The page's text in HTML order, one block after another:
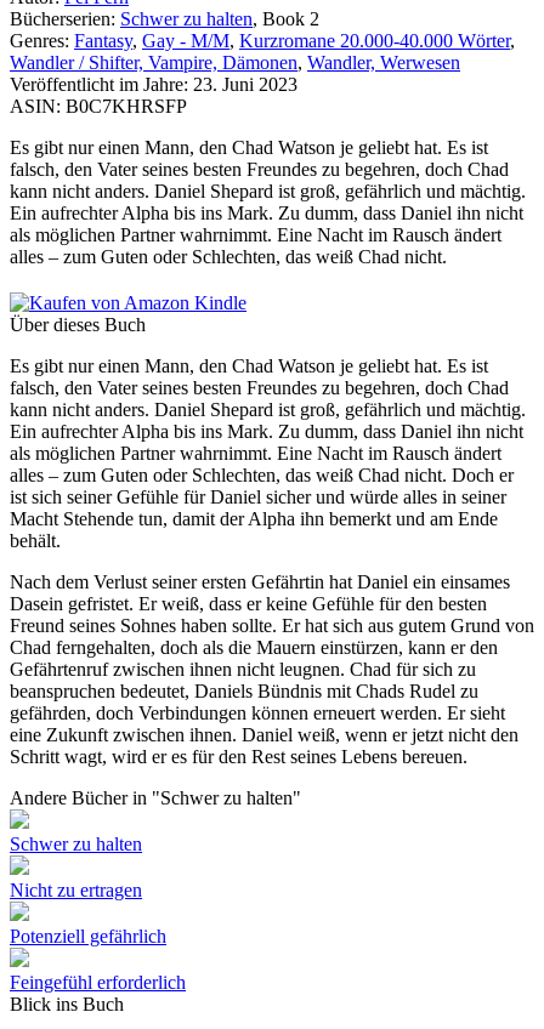
Bücherserien: Schwer zu halten, Book 2
Genres: Fantasy, Gay - M/M, Kurzromane 20.000-40.000 Wörter,
Wandler / Shifter, Vampire, Dämonen, Wandler, Werwesen
Veröffentlicht im Jahre: 23. Juni 2023
ASIN: B0C7KHRSFP
Es gibt nur einen Mann, den Chad Watson je geliebt hat. Es ist
falsch, den Vater seines besten Freundes zu begehren, doch Chad
kann nicht anders. Daniel Shepard ist groß, gefährlich und mächtig.
Ein aufrechter Alpha bis ins Mark. Zu dumm, dass Daniel ihn nicht
als möglichen Partner wahrnimmt. Eine Nacht im Rausch ändert
alles – zum Guten oder Schlechten, das weiß Chad nicht.
Über dieses Buch
Es gibt nur einen Mann, den Chad Watson je geliebt hat. Es ist
falsch, den Vater seines besten Freundes zu begehren, doch Chad
kann nicht anders. Daniel Shepard ist groß, gefährlich und mächtig.
Ein aufrechter Alpha bis ins Mark. Zu dumm, dass Daniel ihn nicht
als möglichen Partner wahrnimmt. Eine Nacht im Rausch ändert
alles – zum Guten oder Schlechten, das weiß Chad nicht. Doch er
ist sich seiner Gefühle für Daniel sicher und würde alles in seiner
Macht Stehende tun, damit der Alpha ihn bemerkt und am Ende
behält.
Nach dem Verlust seiner ersten Gefährtin hat Daniel ein einsames
Dasein gefristet. Er weiß, dass er keine Gefühle für den besten
Freund seines Sohnes haben sollte. Er hat sich aus gutem Grund von
Chad ferngehalten, doch als die Mauern einstürzen, kann er den
Gefährtenruf zwischen ihnen nicht leugnen. Chad für sich zu
beanspruchen bedeutet, Daniels Bündnis mit Chads Rudel zu
gefährden, doch Verbindungen können erneuert werden. Er sieht
eine Zukunft zwischen ihnen. Daniel weiß, wenn er jetzt nicht den
Schritt wagt, wird er es für den Rest seines Lebens bereuen.
Andere Bücher in "Schwer zu halten"
Schwer zu halten
Nicht zu ertragen
Potenziell gefährlich
Feingefühl erforderlich
Blick ins Buch